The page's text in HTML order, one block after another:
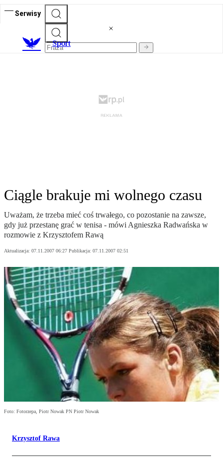
Serwisy
Sport
Ciągle brakuje mi wolnego czasu
Uważam, że trzeba mieć coś trwałego, co pozostanie na zawsze,
gdy już przestanę grać w tenisa - mówi Agnieszka Radwańska w
rozmowie z Krzysztofem Rawą
Aktualizacja: 07.11.2007 06:27 Publikacja: 07.11.2007 02:51
Foto: Fotorzepa, Piotr Nowak PN Piotr Nowak
Krzysztof Rawa